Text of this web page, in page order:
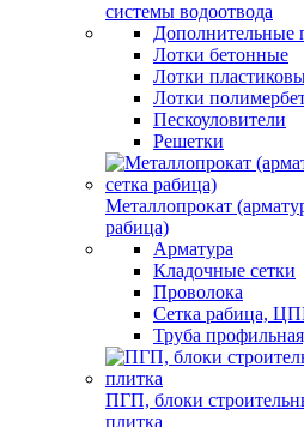
системы водоотвода
Дополнительные
Лотки бетонные
Лотки
Лотки
Пескоуловители
Решетки
Металлопрокат
рабица)
Арматура
Кладочные сетки
Проволока
Сетка рабица,
Труба
ПГП, блоки
плитка